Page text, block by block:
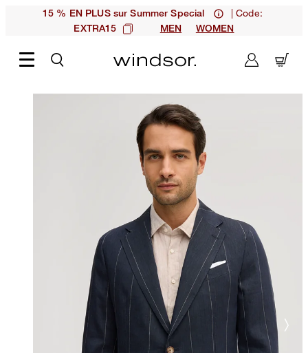
15 % EN PLUS sur Summer Special | Code:
EXTRA15 MEN WOMEN